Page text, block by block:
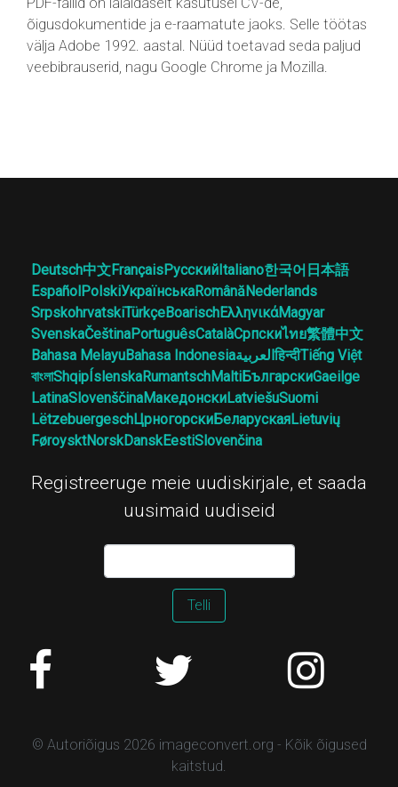
õigusdokumentide ja e-raamatute jaoks. Selle töötas
välja Adobe 1992. aastal. Nüüd toetavad seda paljud
veebibrauserid, nagu Google Chrome ja Mozilla.
Deutsch中文FrançaisРусскийItaliano한국어 日本語
EspañolPolskiУкраїнськаRomânăNederlands
SrpskohrvatskiTürkçeBoarischΕλληνικάMagyar
SvenskaČeštinaPortuguêsCatalàСрпскиไทย繁體中文
Bahasa MelayuBahasa Indonesiaالعربيةहिन्दीTiếng Việt
বাংলাShqipÍslenskaRumantschMaltiБългарскиGaeilge
LatinaSlovenščinaМакедонскиLatviešuSuomi
LëtzebuergeschЦрногорскиБеларускаяLietuvių
FøroysktNorskDanskEestiSlovenčina
Registreeruge meie uudiskirjale, et saada
uusimaid uudiseid
Telli
© Autoriõigus 2026 imageconvert.org - Kõik õigused
kaitstud.